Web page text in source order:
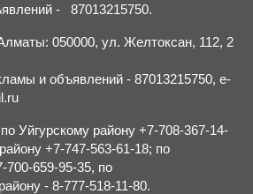
- 87013215750.
050000, ул. Желтоксан, 112, 2
и объявлений - 87013215750, e-
Уйгурскому району +7-708-367-14-
+7-747-563-61-18; по
700-659-95-35, по
- 8-777-518-11-80.